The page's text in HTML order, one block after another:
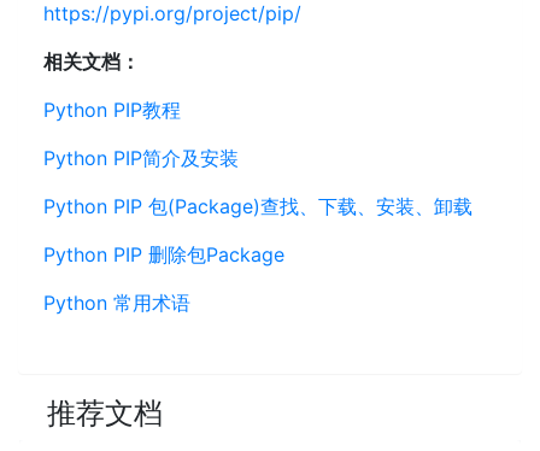
https://pypi.org/project/pip/
相关文档：
Python PIP教程
Python PIP简介及安装
Python PIP 包(Package)查找、下载、安装、卸载
Python PIP 删除包Package
Python 常用术语
推荐文档